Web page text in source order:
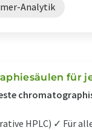
Analytik
für
HPLC) ✓ Für